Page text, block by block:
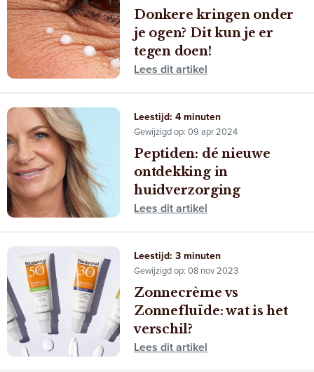
Donkere kringen onder
je ogen? Dit kun je er
tegen doen!
Lees dit artikel
Leestijd: 4 minuten
Gewijzigd op: 09 apr 2024
Peptiden: dé nieuwe
ontdekking in
huidverzorging
Lees dit artikel
Leestijd: 3 minuten
Gewijzigd op: 08 nov 2023
Zonnecrème vs
Zonnefluïde: wat is het
verschil?
Lees dit artikel